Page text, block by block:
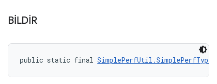
BİLDİR
public static final SimplePerfUtil.SimplePerfType